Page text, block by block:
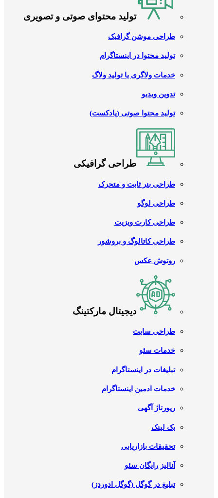
تولید محتوای صوتی و تصویری
طراحی موشن گرافیک
تولید محتوا در اینستاگرام
خدمات ولاگری یا تولید ولاگ
تدوین ویدیو
تولید محتوا صوتی (پادکست)
طراحی گرافیکی
طراحی بنر ثابت و متحرک
طراحی لوگو
طراحی کارت ویزیت
طراحی کاتالوگ و بروشور
روتوش عکس
دیجیتال مارکتینگ
طراحی سایت
خدمات سئو
تبلیغات در اینستاگرام
خدمات ادمین اینستاگرام
رپورتاژ آگهی
بک لینک
تحقیقات بازاریابی
آنالیز رایگان سئو
تبلیغ در گوگل (گوگل ادوردز)